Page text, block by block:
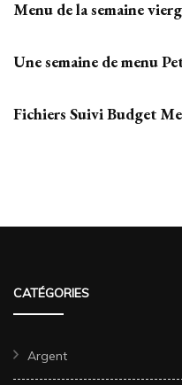
Menu de la semaine
Une semaine de menu
Fichiers Suivi Budget
CATÉGORIES
Argent